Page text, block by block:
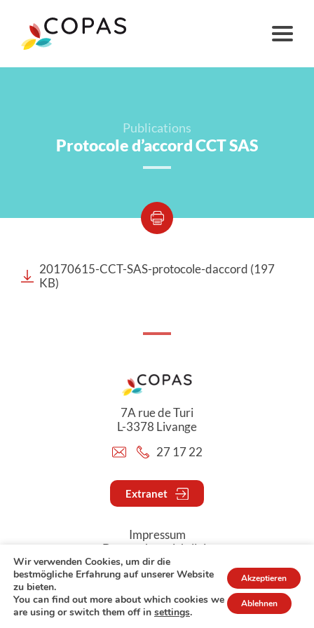
Publications
Protocole d’accord CCT SAS
20170615-CCT-SAS-protocole-daccord (197
KB)
7A rue de Turi
L-3378 Livange
27 17 22
Extranet
Impressum
Datenschutzrichtlinie
© Copyright 2026 - COPAS
Wir verwenden Cookies, um dir die
bestmögliche Erfahrung auf unserer Website
zu bieten.
You can find out more about which cookies we
are using or switch them off in settings.
Akzeptieren
Ablehnen